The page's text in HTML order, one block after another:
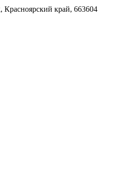
Красноярский край, 663604